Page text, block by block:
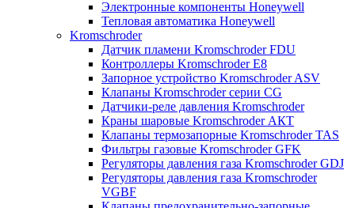
Электронные компоненты Honeywell
Тепловая автоматика Honeywell
Kromschroder
Датчик пламени Kromschroder FDU
Контроллеры Kromschroder E8
Запорное устройство Kromschroder ASV
Клапаны Kromschroder серии CG
Датчики-реле давления Kromschroder
Краны шаровые Kromschroder АКТ
Клапаны термозапорные Kromschroder TAS
Фильтры газовые Kromschroder GFK
Регуляторы давления газа Kromschroder GDJ
Регуляторы давления газа Kromschroder
VGBF